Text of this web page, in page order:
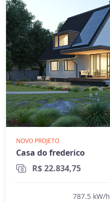
NOVO PROJETO
Casa do frederico
R$ 22.834,75
787.5 kW/h